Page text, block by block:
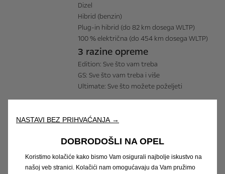
Dizel
Hibrid (benzin)
Plug-in hibrid (do 82 km dosega WLTP)
100 % električna (do 454 km dosega WLTP)
3 razine opreme
Edition: Sve što vam treba
GS: Sve što vam treba i više
Ultimate: Sve što možete poželjeti
7 boja
Edition s krovom u boji karoserije
GS i Ultimate s crnim krovom u serijskoj
opremi
NASTAVI BEZ PRIHVAĆANJA →
DOBRODOŠLI NA OPEL
Koristimo kolačiće kako bismo Vam osigurali najbolje iskustvo na
našoj veb stranici. Kolačići nam omogućavaju da Vam pružimo